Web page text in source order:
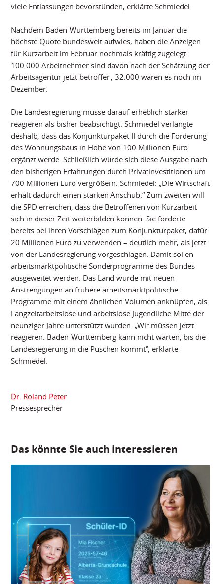
viele Entlassungen bevorstünden, erklärte Schmiedel.
Nachdem Baden-Württemberg bereits im Januar die
höchste Quote bundesweit aufwies, haben die Anzeigen
für Kurzarbeit im Februar nochmals kräftig zugelegt.
100.000 Arbeitnehmer sind davon nach der Schätzung der
Arbeitsagentur jetzt betroffen, 32.000 waren es noch im
Dezember.
Die Landesregierung müsse darauf erheblich stärker
reagieren als bisher beabsichtigt. Schmiedel verlangte
deshalb, dass das Konjunkturpaket II durch die Förderung
des Wohnungsbaus in Höhe von 100 Millionen Euro
ergänzt werde. Schließlich würde sich diese Ausgabe nach
den bisherigen Erfahrungen durch Privatinvestitionen um
700 Millionen Euro vergrößern. Schmiedel: „Die Wirtschaft
erhält dadurch einen starken Anschub.“ Zum zweiten will
die SPD erreichen, dass die Betroffenen von Kurzarbeit
sich in dieser Zeit weiterbilden können. Sie forderte
bereits bei ihren Vorschlägen zum Konjunkturpaket, dafür
20 Millionen Euro zu verwenden – deutlich mehr, als jetzt
von der Landesregierung vorgeschlagen. Damit sollen
arbeitsmarktpolitische Sonderprogramme des Bundes
ausgeweitet werden. Das Land würde mit neuen
Anstrengungen an frühere arbeitsmarktpolitische
Programme mit einem ähnlichen Volumen anknüpfen, als
Langzeitarbeitslose und arbeitslose Jugendliche Mitte der
neunziger Jahre unterstützt wurden. „Wir müssen jetzt
reagieren. Baden-Württemberg kann nicht warten, bis die
Landesregierung in die Puschen kommt“, erklärte
Schmiedel.
Dr. Roland Peter
Pressesprecher
Das könnte Sie auch interessieren